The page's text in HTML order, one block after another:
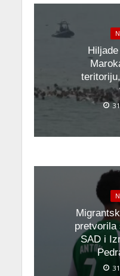
pretvorila
SAD i